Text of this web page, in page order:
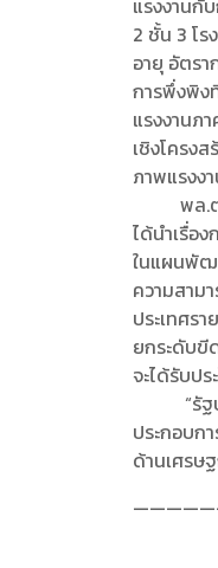
แรงงานกั
2 ชั้น 3 โร
อายุ อัตร
การพึ่งพิง
แรงงานภ
เชิงโครง
ภาพแรงง
พล.ต.อ.
ได้นำเรื่อ
ในแผนพัฒ
ความสาม
ประเทศร
ยกระดับขี
จะได้รับป
“รัฐบาล
ประกอบก
ด้านเศรษ